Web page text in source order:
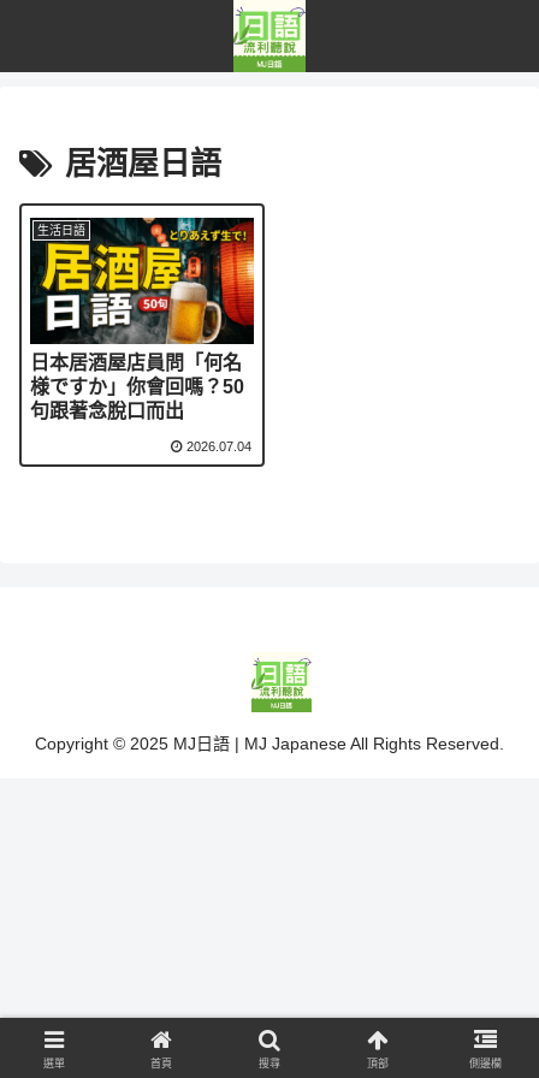
居酒屋日語
生活日語
日本居酒屋店員問「何名
様ですか」你會回嗎？50
句跟著念脫口而出
2026.07.04
Copyright © 2025 MJ日語 | MJ Japanese All Rights Reserved.
選單 首頁 搜尋 頂部 側邊欄